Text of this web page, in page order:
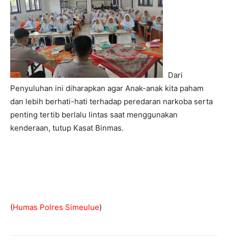
Dari
Penyuluhan ini diharapkan agar Anak-anak kita paham
dan lebih berhati-hati terhadap peredaran narkoba serta
penting tertib berlalu lintas saat menggunakan
kenderaan, tutup Kasat Binmas.
(Humas Polres Simeulue)